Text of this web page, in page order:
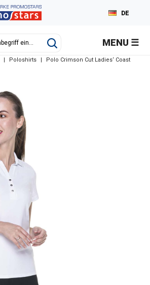
EN
DE
RU
MENU
| Poloshirts | Polo Crimson Cut Ladies‘ Coast